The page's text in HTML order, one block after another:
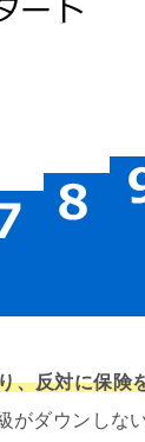
、反対に保険
がダウンしな